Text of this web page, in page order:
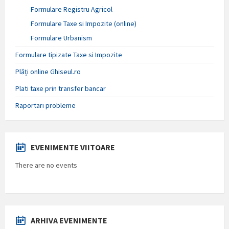
Formulare Registru Agricol
Formulare Taxe si Impozite (online)
Formulare Urbanism
Formulare tipizate Taxe si Impozite
Plăți online Ghiseul.ro
Plati taxe prin transfer bancar
Raportari probleme
EVENIMENTE VIITOARE
There are no events
ARHIVA EVENIMENTE